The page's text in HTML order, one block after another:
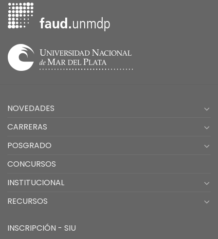
NOVEDADES
CARRERAS
POSGRADO
CONCURSOS
INSTITUCIONAL
RECURSOS
INSCRIPCIÓN - SIU